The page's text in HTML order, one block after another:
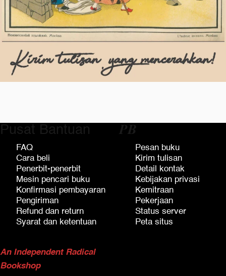
Pusat Bantuan
FAQ
Cara beli
Penerbit-penerbit
Mesin pencari buku
Konfirmasi pembayaran
Pengiriman
Refund dan return
Syarat dan ketentuan
𝑷𝑩
Pesan buku
Kirim tulisan
Detail kontak
Kebijakan privasi
Kemitraan
Pekerjaan
Status server
Peta situs
An Independent Radical
Bookshop